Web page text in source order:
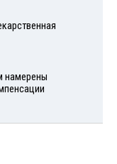
намерены